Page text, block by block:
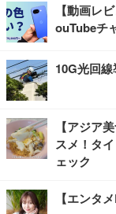
【動画レ
ouTubeチ
10G光回
【アジア
スメ！タ
ェック
【エンタ